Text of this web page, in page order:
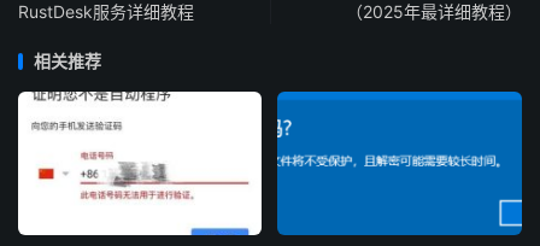
RustDesk服务详细教程
（2025年最详细教程）
相关推荐